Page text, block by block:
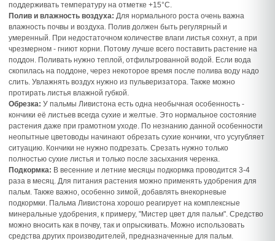
поддерживать температуру на отметке +15°С.
Полив и влажность воздуха: Для нормального роста очень важна
влажность почвы и воздуха. Полив должен быть регулярный и
умеренный. При недостаточном количестве влаги листья сохнут, а при
чрезмерном - гниют корни. Потому лучше всего поставить растение на
поддон. Поливать нужно теплой, отфильтрованной водой. Если вода
скопилась на поддоне, через некоторое время после полива воду надо
слить. Увлажнять воздух нужно из пульверизатора. Также можно
протирать листья влажной губкой.
Обрезка: У пальмы Ливистона есть одна необычная особенность -
кончики её листьев всегда сухие и желтые. Это нормальное состояние
растения даже при грамотном уходе. По незнанию данной особенности
неопытные цветоводы начинают обрезать сухие кончики, что усугубляет
ситуацию. Кончики не нужно подрезать. Срезать нужно только
полностью сухие листья и только после засыхания черенка.
Подкормка: В весенние и летние месяцы подкормка проводится 3-4
раза в месяц. Для питания растения можно применять удобрения для
пальм. Также важно, особенно зимой, добавлять внекорневые
подкормки. Пальма Ливистона хорошо реагирует на комплексные
минеральные удобрения, к примеру, "Мистер цвет для пальм". Средство
можно вносить как в почву, так и опрыскивать. Можно использовать
средства других производителей, предназначенные для пальм.